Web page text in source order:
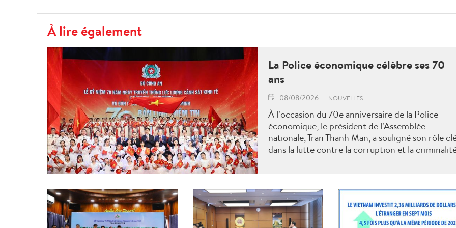
À lire également
La Police économique célèbre ses 70
ans
08/08/2026 NOUVELLES
À l’occasion du 70e anniversaire de la Police
économique, le président de l’Assemblée
nationale, Tran Thanh Man, a souligné son rôle
dans la lutte contre la corruption et la